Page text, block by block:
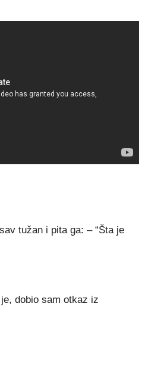
tužan i pita ga: – “Šta je
dobio sam otkaz iz